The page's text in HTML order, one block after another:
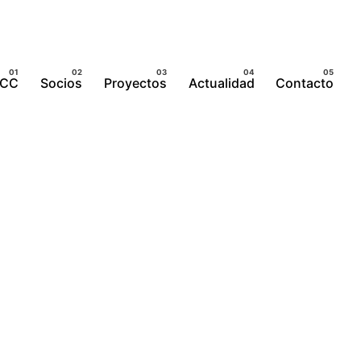
Socios Proyectos Actualidad Contacto